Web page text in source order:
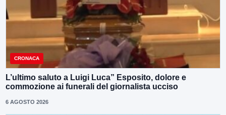
CRONACA
L’ultimo saluto a Luigi Luca” Esposito, dolore e
commozione ai funerali del giornalista ucciso
6 AGOSTO 2026